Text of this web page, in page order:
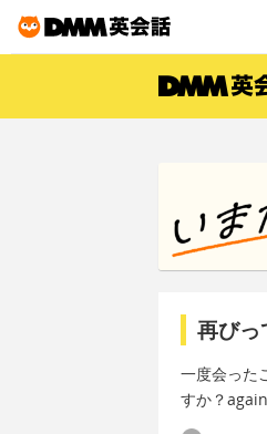
再びっ
一度会った
すか？